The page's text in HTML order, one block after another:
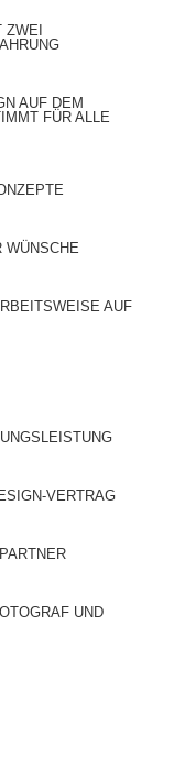
AUF DEM N
FÜR ALLE E
WÜNSCHE
AUF
VERTRAG
UND